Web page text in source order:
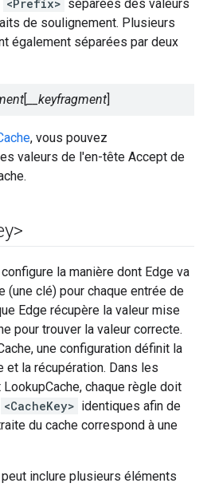
<Prefix> séparées des valeurs
de soulignement. Plusieurs
également séparées par deux
[ __keyfragment]
, vous pouvez
valeurs de l'en-tête Accept de
configure la manière dont Edge va
(une clé) pour chaque entrée de
Edge récupère la valeur mise
pour trouver la valeur correcte.
une configuration définit la
et la récupération. Dans les
chaque règle doit
<CacheKey> identiques afin de
du cache correspond à une
peut inclure plusieurs éléments